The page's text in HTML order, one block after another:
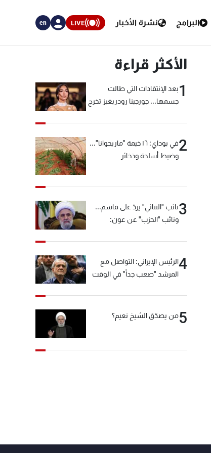
البرامج نشرة الأخبار LIVE
en
الأكثر قراءة
1بعد الإنتقادات التي طالت
جسمها... جورجينا رودريغيز تخرج
2
في بوداي: ١٦ خيمة "ماريجوانا"...
وضبط أسلحة وذخائر
3نائب "الثنائي" يردّ على قاسم...
ونائب "الحزب" عن عون:
4الرئيس الإيراني: التواصل مع
المرشد "صعب جداً" في الوقت
5من يصدّق الشيخ نعيم؟